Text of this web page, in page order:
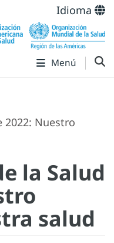
Idioma
Menú
2022: Nuestro
la Salud
salud